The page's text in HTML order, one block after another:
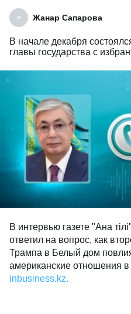
Жанар Сапарова
В начале декабря
главы государства с
В интервью газете "Ана тілі"
ответил на вопрос, как
Трампа в Белый дом
американские отношения
inbusiness.kz.